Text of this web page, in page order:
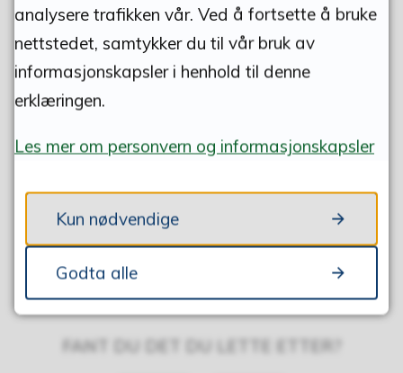
Skriv utDel på Facebook
Del på Twitter
Del påTips
E-post: vannogavlop@ototen.no
FANT DU DET DU LETTE ETTER?
analysere trafikken vår. Ved å fortsette å bruke
nettstedet, samtykker du til vår bruk av
informasjonskapsler i henhold til denne
erklæringen.
Les mer om personvern og informasjonskapsler
Kun nødvendige
Godta alle